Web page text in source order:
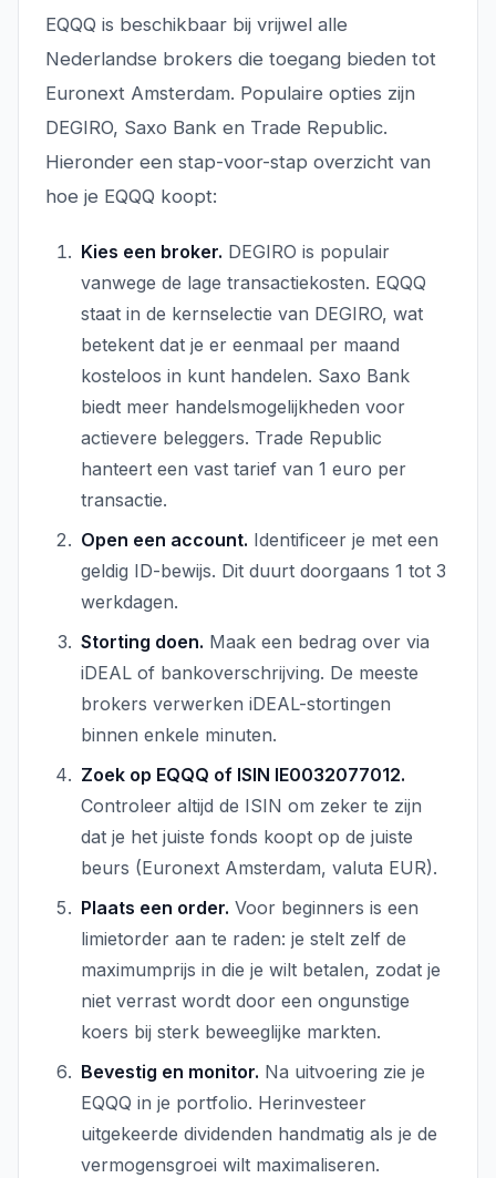
EQQQ is beschikbaar bij vrijwel alle
Nederlandse brokers die toegang bieden tot
Euronext Amsterdam. Populaire opties zijn
DEGIRO, Saxo Bank en Trade Republic.
Hieronder een stap-voor-stap overzicht van
hoe je EQQQ koopt:
Kies een broker. DEGIRO is populair
vanwege de lage transactiekosten. EQQQ
staat in de kernselectie van DEGIRO, wat
betekent dat je er eenmaal per maand
kosteloos in kunt handelen. Saxo Bank
biedt meer handelsmogelijkheden voor
actievere beleggers. Trade Republic
hanteert een vast tarief van 1 euro per
transactie.
Open een account. Identificeer je met een
geldig ID-bewijs. Dit duurt doorgaans 1 tot 3
werkdagen.
Storting doen. Maak een bedrag over via
iDEAL of bankoverschrijving. De meeste
brokers verwerken iDEAL-stortingen
binnen enkele minuten.
Zoek op EQQQ of ISIN IE0032077012.
Controleer altijd de ISIN om zeker te zijn
dat je het juiste fonds koopt op de juiste
beurs (Euronext Amsterdam, valuta EUR).
Plaats een order. Voor beginners is een
limietorder aan te raden: je stelt zelf de
maximumprijs in die je wilt betalen, zodat je
niet verrast wordt door een ongunstige
koers bij sterk beweeglijke markten.
Bevestig en monitor. Na uitvoering zie je
EQQQ in je portfolio. Herinvesteer
uitgekeerde dividenden handmatig als je de
vermogensgroei wilt maximaliseren.